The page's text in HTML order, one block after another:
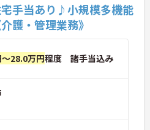
宅手当あり♪小規模多機能
護・管理業務》
28.0万円程度 諸手当込み